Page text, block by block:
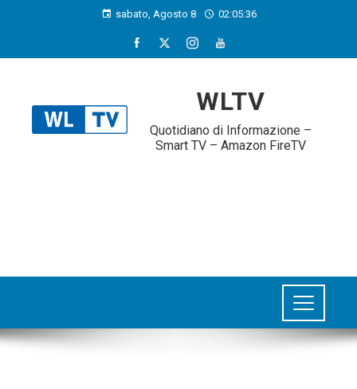
sabato, Agosto 8 02:05:37
WLTV
Quotidiano di Informazione –
Smart TV – Amazon FireTV